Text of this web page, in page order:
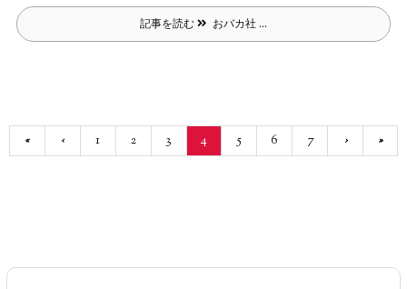
記事を読む おバカ社 ...
« ‹ 1 2 3 4 5 6 7 › »